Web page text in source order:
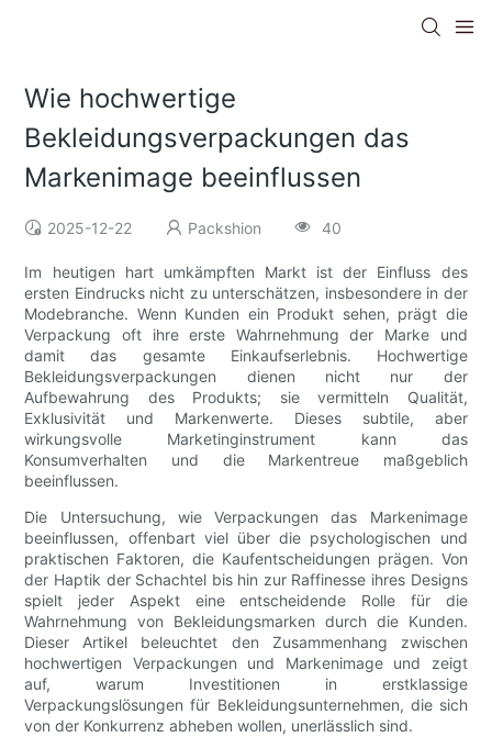
Wie hochwertige
Bekleidungsverpackungen das
Markenimage beeinflussen
2025-12-22 Packshion 40
Im heutigen hart umkämpften Markt ist der Einfluss des
ersten Eindrucks nicht zu unterschätzen, insbesondere in der
Modebranche. Wenn Kunden ein Produkt sehen, prägt die
Verpackung oft ihre erste Wahrnehmung der Marke und
damit das gesamte Einkaufserlebnis. Hochwertige
Bekleidungsverpackungen dienen nicht nur der
Aufbewahrung des Produkts; sie vermitteln Qualität,
Exklusivität und Markenwerte. Dieses subtile, aber
wirkungsvolle Marketinginstrument kann das
Konsumverhalten und die Markentreue maßgeblich
beeinflussen.
Die Untersuchung, wie Verpackungen das Markenimage
beeinflussen, offenbart viel über die psychologischen und
praktischen Faktoren, die Kaufentscheidungen prägen. Von
der Haptik der Schachtel bis hin zur Raffinesse ihres Designs
spielt jeder Aspekt eine entscheidende Rolle für die
Wahrnehmung von Bekleidungsmarken durch die Kunden.
Dieser Artikel beleuchtet den Zusammenhang zwischen
hochwertigen Verpackungen und Markenimage und zeigt
auf, warum Investitionen in erstklassige
Verpackungslösungen für Bekleidungsunternehmen, die sich
von der Konkurrenz abheben wollen, unerlässlich sind.